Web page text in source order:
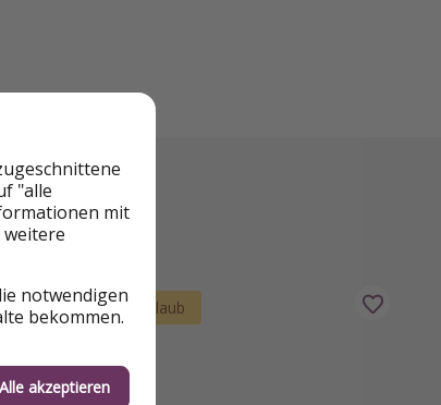
Familienurlaub
"alle
mit
notwendigen
bekommen.
Alle akzeptieren